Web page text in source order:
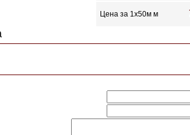
Цена за 1х50м м